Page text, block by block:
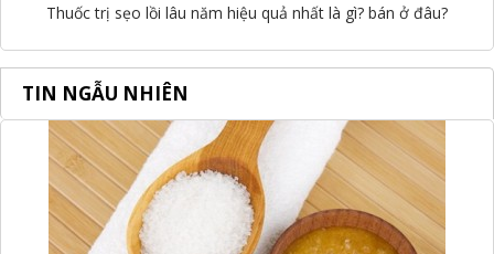
Thuốc trị sẹo lồi lâu năm hiệu quả nhất là gì? bán ở đâu?
TIN NGẪU NHIÊN